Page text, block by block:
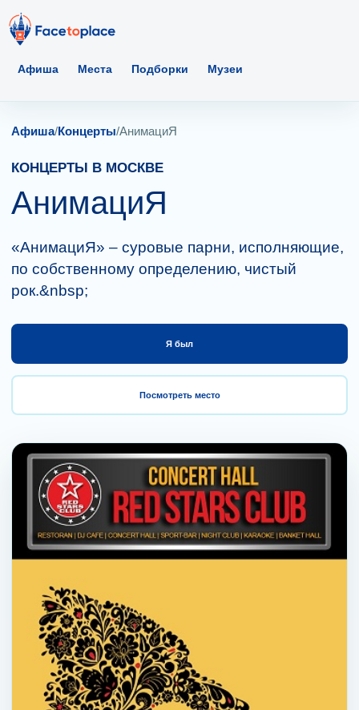
Афиша Места Подборки Музеи
Афиша/Концерты/АнимациЯ
КОНЦЕРТЫ В МОСКВЕ
АнимациЯ
«АнимациЯ» – суровые парни, исполняющие,
по собственному определению, чистый
рок.&nbsp;
Я был
Посмотреть место